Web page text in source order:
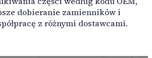
dobieranie zamienników i
z różnymi dostawcami.